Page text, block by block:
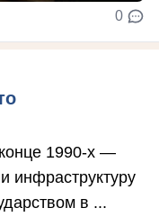
0
1990-х —
инфраструктуру
в ...